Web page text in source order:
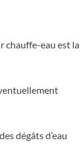
chauffe-eau est la
dégâts d’eau